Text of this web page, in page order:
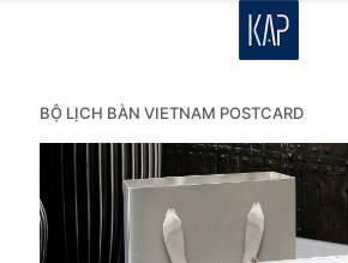
BỘ LỊCH BÀN VIETNAM POSTCARD